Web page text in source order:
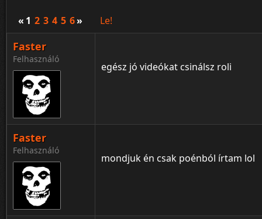
« 1 2 3 4 5 6» Le!
Faster
Felhasználó
egész jó videókat csinálsz roli
Faster
Felhasználó
mondjuk én csak poénból írtam lol